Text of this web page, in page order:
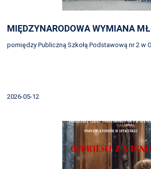
MIĘDZYNARODOWA WYMIANA
pomiędzy Publiczną Szkołą Podstawową nr 2 w
2026-05-12